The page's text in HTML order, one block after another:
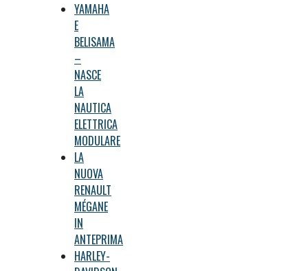
YAMAHA
E
BELISAMA
–
NASCE
LA
NAUTICA
ELETTRICA
MODULARE
LA
NUOVA
RENAULT
MÉGANE
IN
ANTEPRIMA
HARLEY-